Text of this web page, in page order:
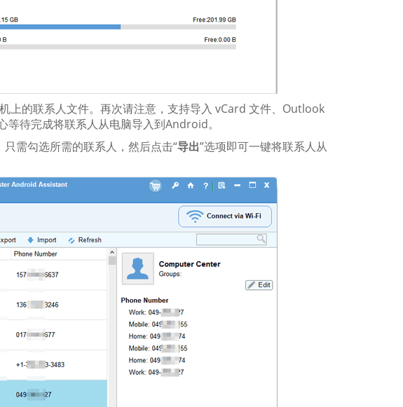
上的联系人文件。再次请注意，支持导入 vCard 文件、Outlook
待完成将联系人从电脑导入到Android。
需勾选所需的联系人，然后点击“导出”选项即可一键将联系人从